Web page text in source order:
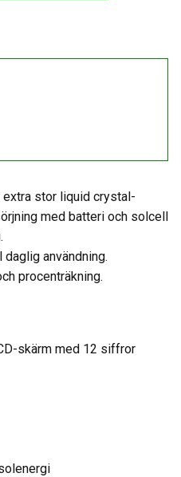
extra stor liquid crystal-
med batteri och solcell
användning.
procenträkning.
skärm med 12 siffror